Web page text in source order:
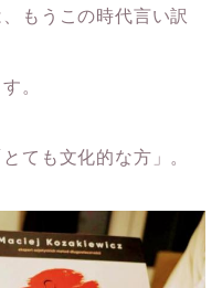
もうこの時代言い訳
。
ても文化的な方」。